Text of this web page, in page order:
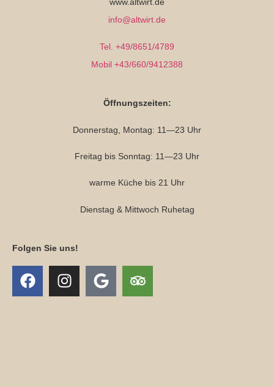
www.altwirt.de
info@altwirt.de
Tel. +49/8651/4789
Mobil +43/660/9412388
Öffnungszeiten:
Donnerstag, Montag: 11—23 Uhr
Freitag bis Sonntag: 11—23 Uhr
warme Küche bis 21 Uhr
Dienstag & Mittwoch Ruhetag
Folgen Sie uns!